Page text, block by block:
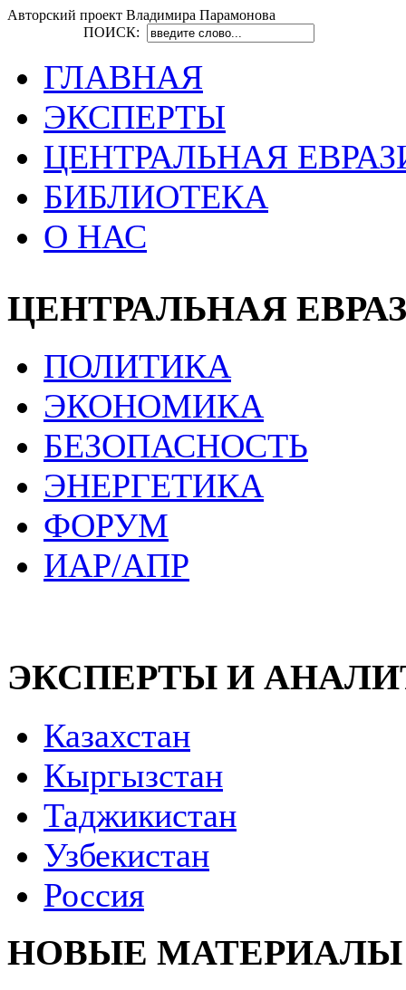
Авторский проект Владимира Парамонова
ПОИСК:
ГЛАВНАЯ
ЭКСПЕРТЫ
ЦЕНТРАЛЬНАЯ
БИБЛИОТЕКА
О НАС
ЦЕНТРАЛЬНАЯ
ПОЛИТИКА
ЭКОНОМИКА
БЕЗОПАСНОСТЬ
ЭНЕРГЕТИКА
ФОРУМ
ИАР/АПР
ЭКСПЕРТЫ И
Казахстан
Кыргызстан
Таджикистан
Узбекистан
Россия
НОВЫЕ МАТЕРИАЛЫ